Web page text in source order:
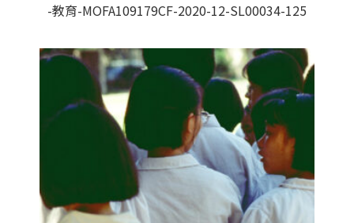
-教育-MOFA109179CF-2020-12-SL00034-125